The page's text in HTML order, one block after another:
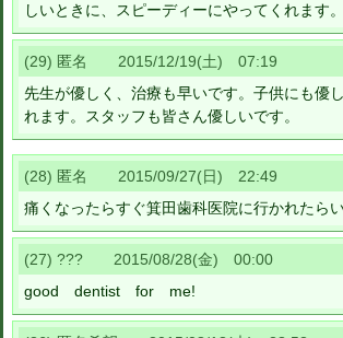
しいときに、スピーディーにやってくれます。
(29) 匿名 2015/12/19(土) 07:19
先生が優しく、治療も早いです。子供にも優
れます。スタッフも皆さん優しいです。
(28) 匿名 2015/09/27(日) 22:49
痛くなったらすぐ箕田歯科医院に行かれたらい
(27) ??? 2015/08/28(金) 00:00
good dentist for me!